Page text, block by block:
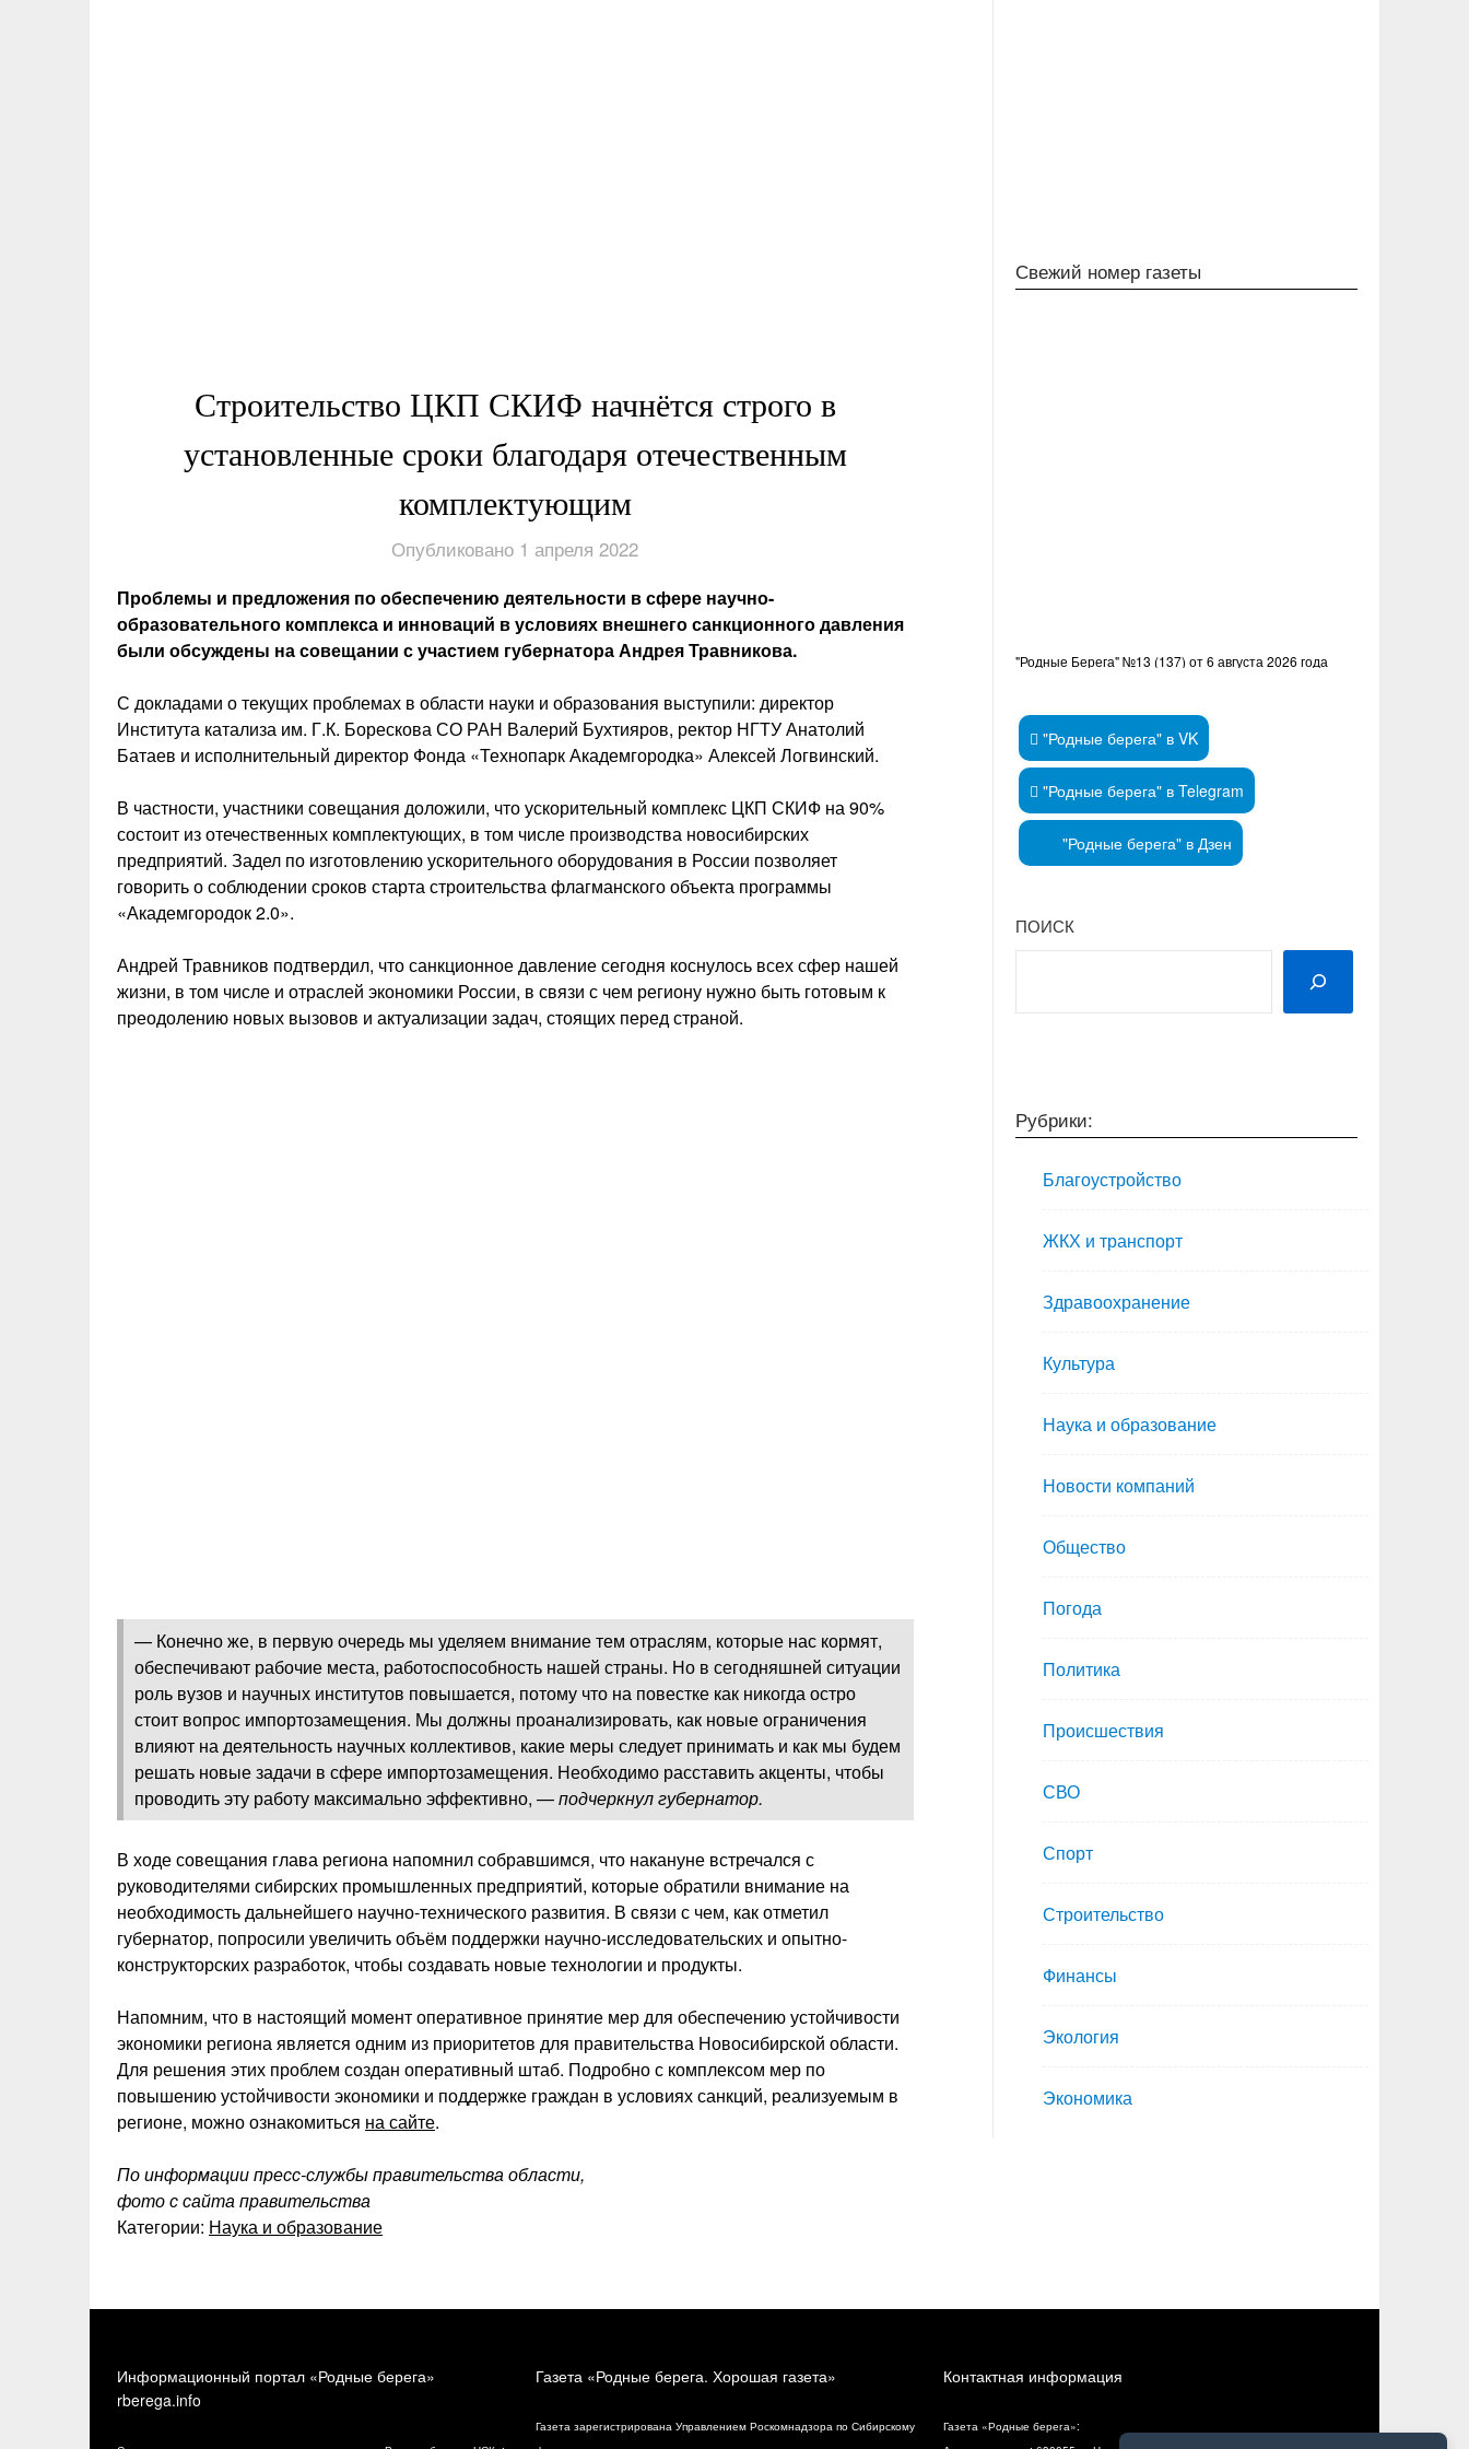
Строительство ЦКП СКИФ начнётся строго в
установленные сроки благодаря отечественным
комплектующим
Опубликовано 1 апреля 2022
Проблемы и предложения по обеспечению деятельности в сфере научно-
образовательного комплекса и инноваций в условиях внешнего санкционного давления
были обсуждены на совещании с участием губернатора Андрея Травникова.
С докладами о текущих проблемах в области науки и образования выступили: директор
Института катализа им. Г.К. Борескова СО РАН Валерий Бухтияров, ректор НГТУ Анатолий
Батаев и исполнительный директор Фонда «Технопарк Академгородка» Алексей Логвинский.
В частности, участники совещания доложили, что ускорительный комплекс ЦКП СКИФ на 90%
состоит из отечественных комплектующих, в том числе производства новосибирских
предприятий. Задел по изготовлению ускорительного оборудования в России позволяет
говорить о соблюдении сроков старта строительства флагманского объекта программы
«Академгородок 2.0».
Андрей Травников подтвердил, что санкционное давление сегодня коснулось всех сфер нашей
жизни, в том числе и отраслей экономики России, в связи с чем региону нужно быть готовым к
преодолению новых вызовов и актуализации задач, стоящих перед страной.
— Конечно же, в первую очередь мы уделяем внимание тем отраслям, которые нас кормят,
обеспечивают рабочие места, работоспособность нашей страны. Но в сегодняшней ситуации
роль вузов и научных институтов повышается, потому что на повестке как никогда остро
стоит вопрос импортозамещения. Мы должны проанализировать, как новые ограничения
влияют на деятельность научных коллективов, какие меры следует принимать и как мы будем
решать новые задачи в сфере импортозамещения. Необходимо расставить акценты, чтобы
проводить эту работу максимально эффективно, —подчеркнул губернатор.
В ходе совещания глава региона напомнил собравшимся, что накануне встречался с
руководителями сибирских промышленных предприятий, которые обратили внимание на
необходимость дальнейшего научно-технического развития. В связи с чем, как отметил
губернатор, попросили увеличить объём поддержки научно-исследовательских и опытно-
конструкторских разработок, чтобы создавать новые технологии и продукты.
Напомним, что в настоящий момент оперативное принятие мер для обеспечению устойчивости
экономики региона является одним из приоритетов для правительства Новосибирской области.
Для решения этих проблем создан оперативный штаб. Подробно с комплексом мер по
повышению устойчивости экономики и поддержке граждан в условиях санкций, реализуемым в
регионе, можно ознакомиться на сайте.
По информации пресс-службы правительства области,
фото с сайта правительства
Категории: Наука и образование
Свежий номер газеты
"Родные Берега" №13 (137) от 6 августа 2026 года
"Родные берега" в VK
"Родные берега" в Telegram
"Родные берега" в Дзен
ПОИСК
Рубрики:
Благоустройство
ЖКХ и транспорт
Здравоохранение
Культура
Наука и образование
Новости компаний
Общество
Погода
Политика
Происшествия
СВО
Спорт
Строительство
Финансы
Экология
Экономика
Информационный портал «Родные берега»
rberega.info
Газета «Родные берега. Хорошая газета»
Газета зарегистрирована Управлением Роскомнадзора по Сибирскому
Контактная информация
Газета «Родные берега»: